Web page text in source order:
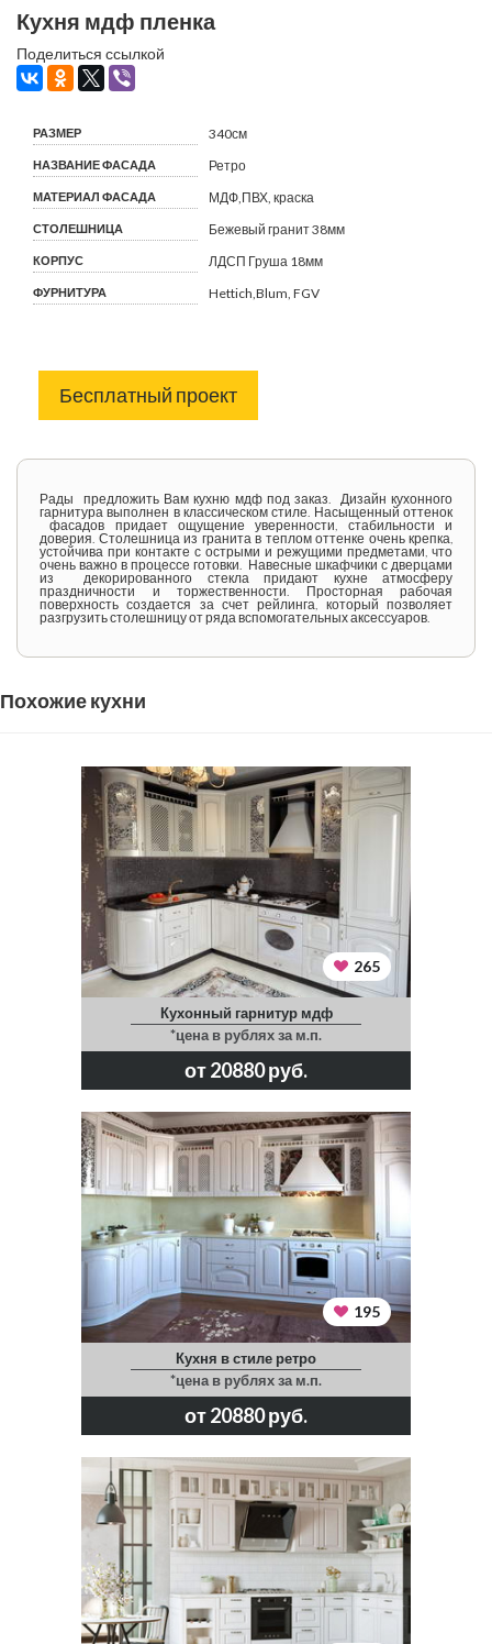
Кухня мдф пленка
Поделиться ссылкой
РАЗМЕР 340см
НАЗВАНИЕ ФАСАДА Ретро
МАТЕРИАЛ ФАСАДА МДФ,ПВХ, краска
СТОЛЕШНИЦА Бежевый гранит 38мм
КОРПУС ЛДСП Груша 18мм
ФУРНИТУРА Hettich,Blum, FGV
Бесплатный проект
Рады предложить Вам кухню мдф под заказ. Дизайн кухонного
гарнитура выполнен в классическом стиле. Насыщенный оттенок
фасадов придает ощущение уверенности, стабильности и
доверия. Столешница из гранита в теплом оттенке очень крепка,
устойчива при контакте с острыми и режущими предметами, что
очень важно в процессе готовки. Навесные шкафчики с дверцами
из декорированного стекла придают кухне атмосферу
праздничности и торжественности. Просторная рабочая
поверхность создается за счет рейлинга, который позволяет
разгрузить столешницу от ряда вспомогательных аксессуаров.
Похожие кухни
265
Кухонный гарнитур мдф
*цена в рублях за м.п.
от 20880 руб.
195
Кухня в стиле ретро
*цена в рублях за м.п.
от 20880 руб.